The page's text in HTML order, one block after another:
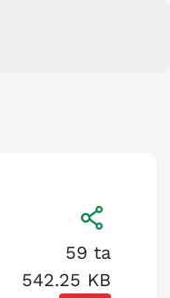
59 ta
542.25 KB